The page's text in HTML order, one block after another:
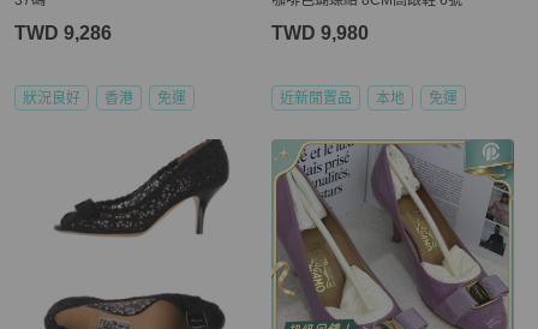
TWD 9,286
狀況良好 香港 免運
TWD 9,980
近新閒置品 本地 免運